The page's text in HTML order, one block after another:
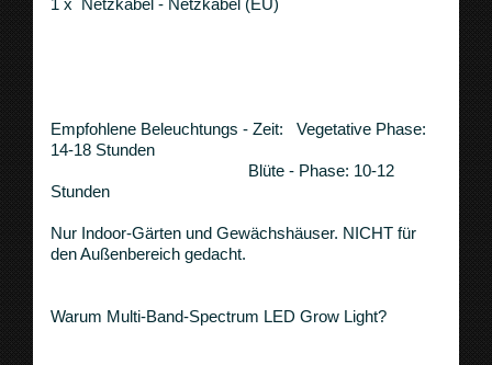
1 x Netzkabel - Netzkabel (EU)
Empfohlene Beleuchtungs - Zeit: Vegetative Phase:
14-18 Stunden
Blüte - Phase: 10-12
Stunden
Nur Indoor-Gärten und Gewächshäuser. NICHT für
den Außenbereich gedacht.
Warum Multi-Band-Spectrum LED Grow Light?